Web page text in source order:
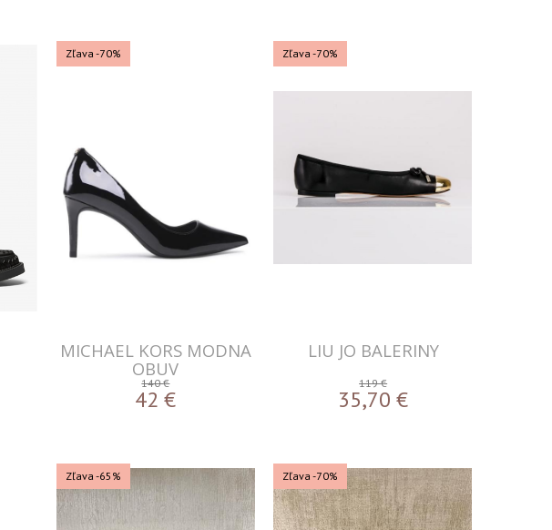
Zľava -70%
MICHAEL KORS MODNA
OBUV
140 €
42 €
Zľava -70%
LIU JO BALERINY
119 €
35,70 €
Zľava -65% Zľava -70%